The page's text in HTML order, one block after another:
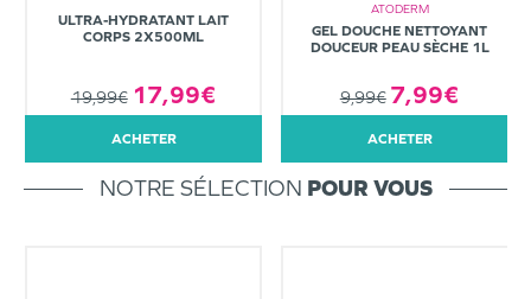
ULTRA-HYDRATANT LAIT
CORPS 2X500ML
19,99€ 17,99€
ACHETER
ATODERM
GEL DOUCHE NETTOYANT
DOUCEUR PEAU SÈCHE 1L
9,99€ 7,99€
ACHETER
NOTRE SÉLECTION POUR VOUS